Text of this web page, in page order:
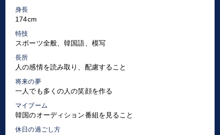
身長
174cm
特技
スポーツ全般、韓国語、模写
長所
人の感情を読み取り、配慮すること
将来の夢
一人でも多くの人の笑顔を作る
マイブーム
韓国のオーディション番組を見ること
休日の過ごし方